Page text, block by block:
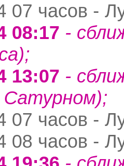
07 часов -
08:17 -
13:07 -
Сатурном);
07 часов -
08 часов -